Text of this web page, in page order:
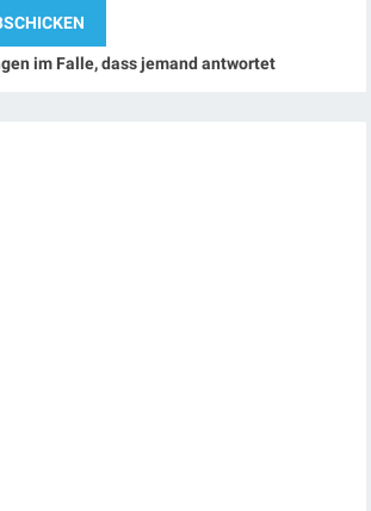
im Falle, dass jemand antwortet